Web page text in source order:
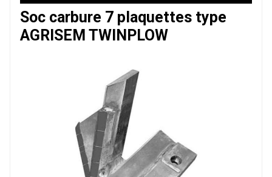
Soc carbure 7 plaquettes type
AGRISEM TWINPLOW